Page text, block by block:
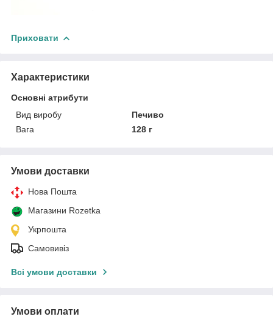
Приховати
Характеристики
Основні атрибути
Вид виробу
Печиво
Вага
128 г
Умови доставки
Нова Пошта
Магазини Rozetka
Укрпошта
Самовивіз
Всі умови доставки
Умови оплати